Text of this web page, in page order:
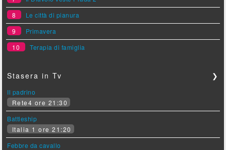
8
Le città di pianura
9
Primavera
10
Terapia di famiglia
Stasera in Tv ❯
Il padrino
Rete4 ore 21:30
Battleship
Italia 1 ore 21:20
Febbre da cavallo